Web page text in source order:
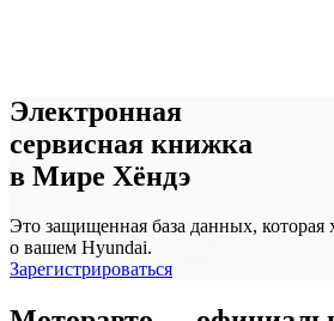
Электронная
сервисная книжка
в Мире Хёндэ
Это защищенная база данных,
о вашем Hyundai.
Зарегистрироваться